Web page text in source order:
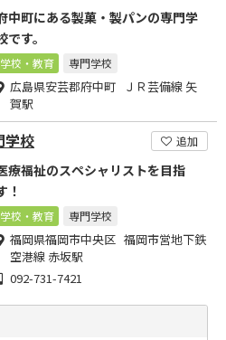
中町にある製菓・製パンの専門学
です。
学校・教育 専門学校
広島県安芸郡府中町 ＪＲ芸備線 矢
賀駅
学校 追加
療福祉のスペシャリストを目指
！
学校・教育 専門学校
福岡県福岡市中央区 福岡市営地下鉄
空港線 赤坂駅
092-731-7421